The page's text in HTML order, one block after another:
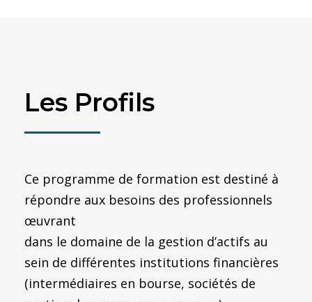
Les Profils
Ce programme de formation est destiné à
répondre aux besoins des professionnels
œuvrant
dans le domaine de la gestion d’actifs au
sein de différentes institutions financières
(intermédiaires en bourse, sociétés de